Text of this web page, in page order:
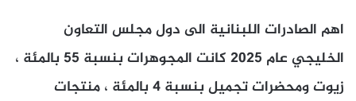
اهم الصادرات اللبنانية الى دول مجلس التعاون
الخليجي عام 2025 كانت المجوهرات بنسبة 55 بالمئة ،
زيوت ومحضرات تجميل بنسبة 4 بالمئة ، منتجات